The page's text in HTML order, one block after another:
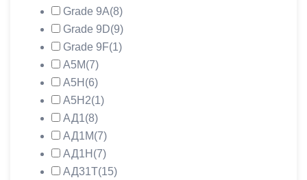
Grade 9A(8)
Grade 9D(9)
Grade 9F(1)
А5М(7)
А5Н (6)
А5Н2(1)
АД1(8)
АД1М(7)
АД1Н (7)
АД31Т(15)